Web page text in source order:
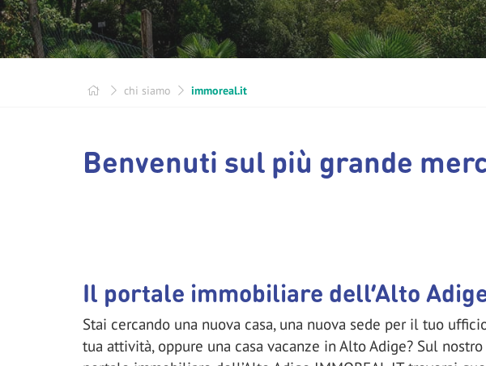
chi siamo immoreal.it
Benvenuti sul più grande
Il portale immobiliare dell’Alto
Stai cercando una nuova casa, una nuova sede per il tuo
tua attività, oppure una casa vacanze in Alto Adige? Sul nostro